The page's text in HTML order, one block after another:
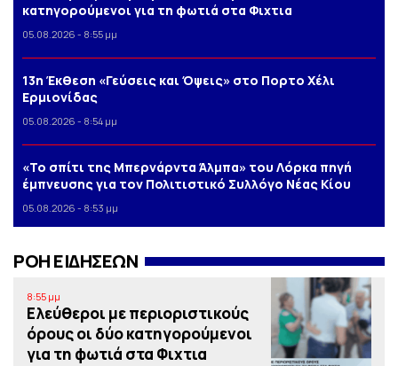
κατηγορούμενοι για τη φωτιά στα Φιχτια
05.08.2026 - 8:55 μμ
13η Έκθεση «Γεύσεις και Όψεις» στο Πορτο Xέλι
Ερμιονίδας
05.08.2026 - 8:54 μμ
«Το σπίτι της Μπερνάρντα Άλμπα» του Λόρκα πηγή
έμπνευσης για τον Πολιτιστικό Συλλόγο Νέας Κίου
05.08.2026 - 8:53 μμ
ΡΟΗ ΕΙΔΗΣΕΩΝ
8:55 μμ
Ελεύθεροι με περιοριστικούς
όρους οι δύο κατηγορούμενοι
για τη φωτιά στα Φιχτια